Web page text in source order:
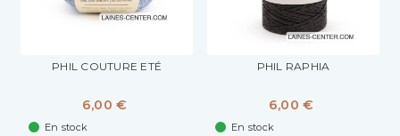
PHIL COUTURE ETÉ
6,00 €
En stock
PHIL RAPHIA
6,00 €
En stock